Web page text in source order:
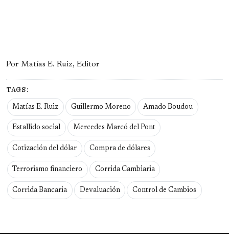
Por Matías E. Ruiz, Editor
TAGS:
Matías E. Ruiz Guillermo Moreno Amado Boudou
Estallido social Mercedes Marcó del Pont
Cotización del dólar Compra de dólares
Terrorismo financiero Corrida Cambiaria
Corrida Bancaria Devaluación Control de Cambios